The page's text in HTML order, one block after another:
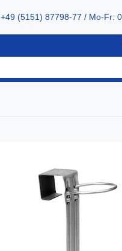
+49 (5151) 87798-77 / Mo-Fr: